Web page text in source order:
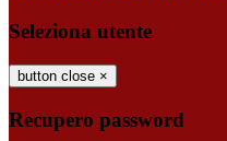
Seleziona utente
button close ×
Recupero password